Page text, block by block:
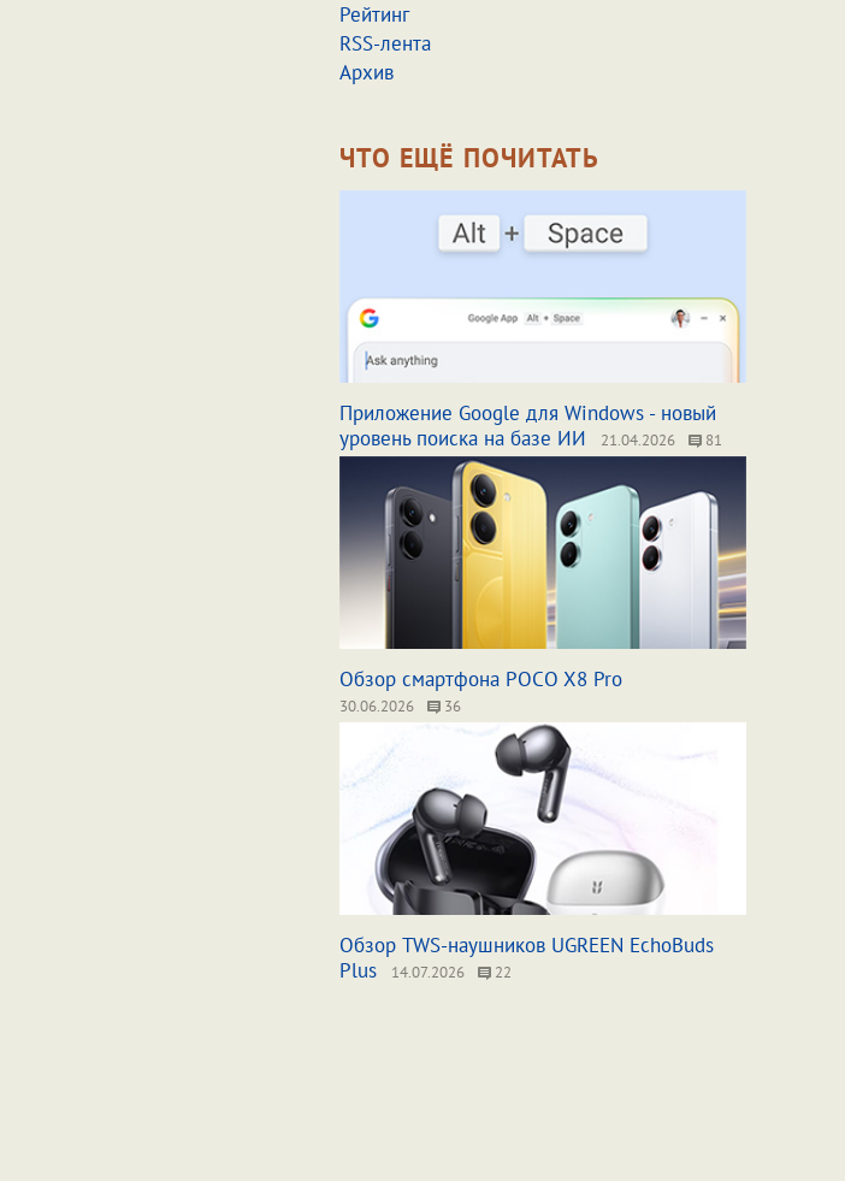
Рейтинг
RSS-лента
Архив
ЧТО ЕЩЁ ПОЧИТАТЬ
Приложение Google для Windows - новый
уровень поиска на базе ИИ
21.04.2026 81
Обзор смартфона POCO X8 Pro
30.06.2026 36
Обзор TWS-наушников UGREEN EchoBuds
Plus
14.07.2026 22